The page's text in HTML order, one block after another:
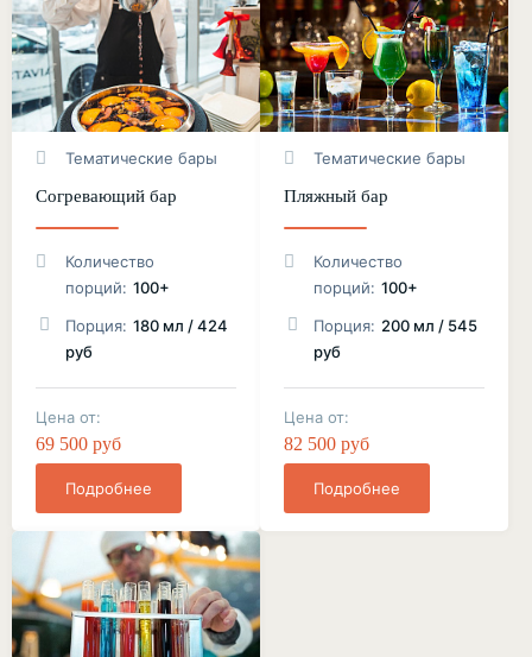
Тематические бары
Согревающий бар
Количество
порций: 100+
Порция: 180 мл / 424
руб
Цена от:
69 500 руб
Подробнее
Тематические бары
Пляжный бар
Количество
порций: 100+
Порция: 200 мл / 545
руб
Цена от:
82 500 руб
Подробнее